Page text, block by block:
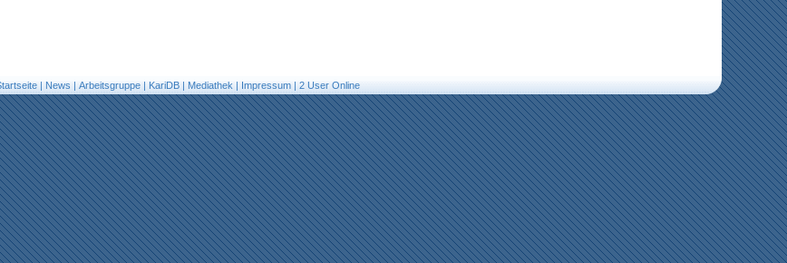
| News | Arbeitsgruppe | KariDB | Mediathek | Impressum | 2 User Online